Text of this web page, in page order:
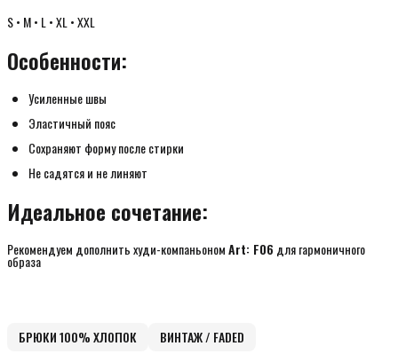
S • M • L • XL • XXL
Особенности:
Усиленные швы
Эластичный пояс
Сохраняют форму после стирки
Не садятся и не линяют
Идеальное сочетание:
Рекомендуем дополнить худи-компаньономArt: F06 для гармоничного
образа
БРЮКИ 100% ХЛОПОК ВИНТАЖ / FADED